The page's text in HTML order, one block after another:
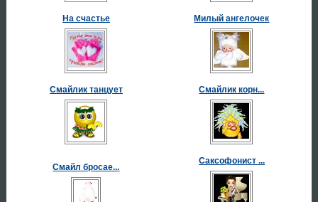
На счастье Милый ангелочек
Смайлик танцует Смайлик корн...
Смайл бросае...
Саксофонист ...